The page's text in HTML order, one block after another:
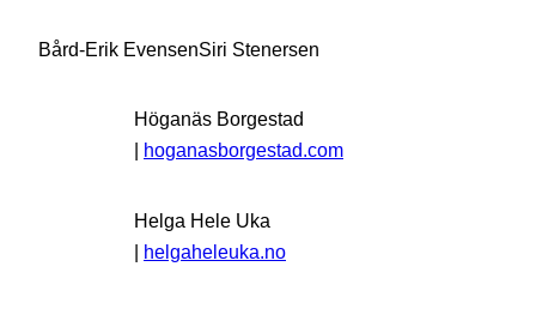
Bård-Erik EvensenSiri Stenersen
Höganäs Borgestad
| hoganasborgestad.com
Helga Hele Uka
| helgaheleuka.no